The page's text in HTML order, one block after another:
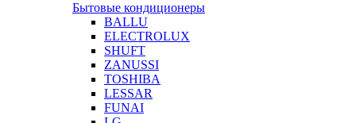
Бытовые кондиционеры
BALLU
ELECTROLUX
SHUFT
ZANUSSI
TOSHIBA
LESSAR
FUNAI